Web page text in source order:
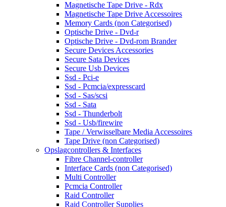
Magnetische Tape Drive - Rdx
Magnetische Tape Drive Accessoires
Memory Cards (non Categorised)
Optische Drive - Dvd-r
Optische Drive - Dvd-rom Brander
Secure Devices Accessories
Secure Sata Devices
Secure Usb Devices
Ssd - Pci-e
Ssd - Pcmcia/expresscard
Ssd - Sas/scsi
Ssd - Sata
Ssd - Thunderbolt
Ssd - Usb/firewire
Tape / Verwisselbare Media Accessoires
Tape Drive (non Categorised)
Opslagcontrollers & Interfaces
Fibre Channel-controller
Interface Cards (non Categorised)
Multi Controller
Pcmcia Controller
Raid Controller
Raid Controller Supplies